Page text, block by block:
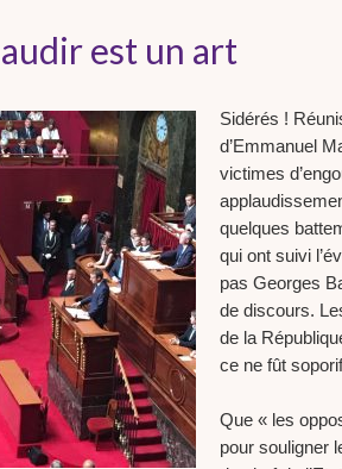
est un art
Sidérés !
d’Emmanuel
victimes
quelques
qui ont suivi
pas Georges
de discours.
de la
ce ne fût
Que « les
pour souligner